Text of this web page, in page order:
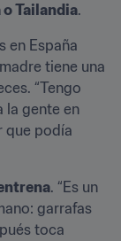
o Tailandia.
en España
tiene una
“Tengo
la gente en
que podía
. “Es un
garrafas
toca